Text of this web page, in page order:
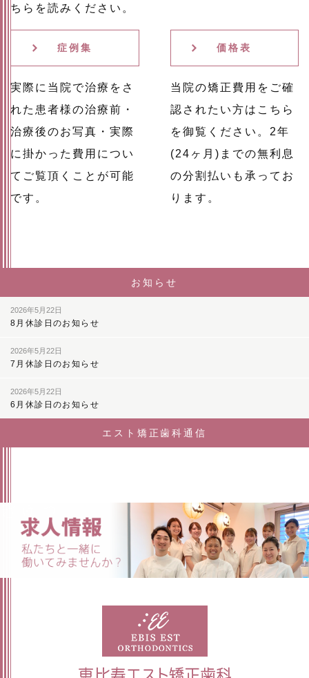
ちらを読みください。
症例集
実際に当院で治療をさ
れた患者様の治療前・
治療後のお写真・実際
に掛かった費用につい
てご覧頂くことが可能
です。
価格表
当院の矯正費用をご確
認されたい方はこちら
を御覧ください。2年
(24ヶ月)までの無利息
の分割払いも承ってお
ります。
お知らせ
2026年5月22日
8月休診日のお知らせ
2026年5月22日
7月休診日のお知らせ
2026年5月22日
6月休診日のお知らせ
エスト矯正歯科通信